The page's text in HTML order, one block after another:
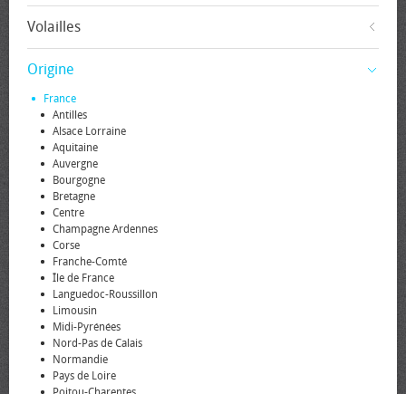
Volailles
Origine
France
Antilles
Alsace Lorraine
Aquitaine
Auvergne
Bourgogne
Bretagne
Centre
Champagne Ardennes
Corse
Franche-Comté
Île de France
Languedoc-Roussillon
Limousin
Midi-Pyrénées
Nord-Pas de Calais
Normandie
Pays de Loire